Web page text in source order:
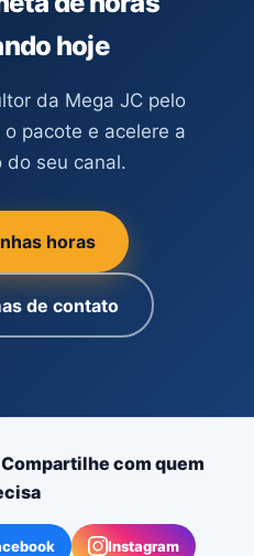
hoje
da Mega JC pelo
pacote e acelere a
do seu canal.
horas
de contato
com quem
Instagram